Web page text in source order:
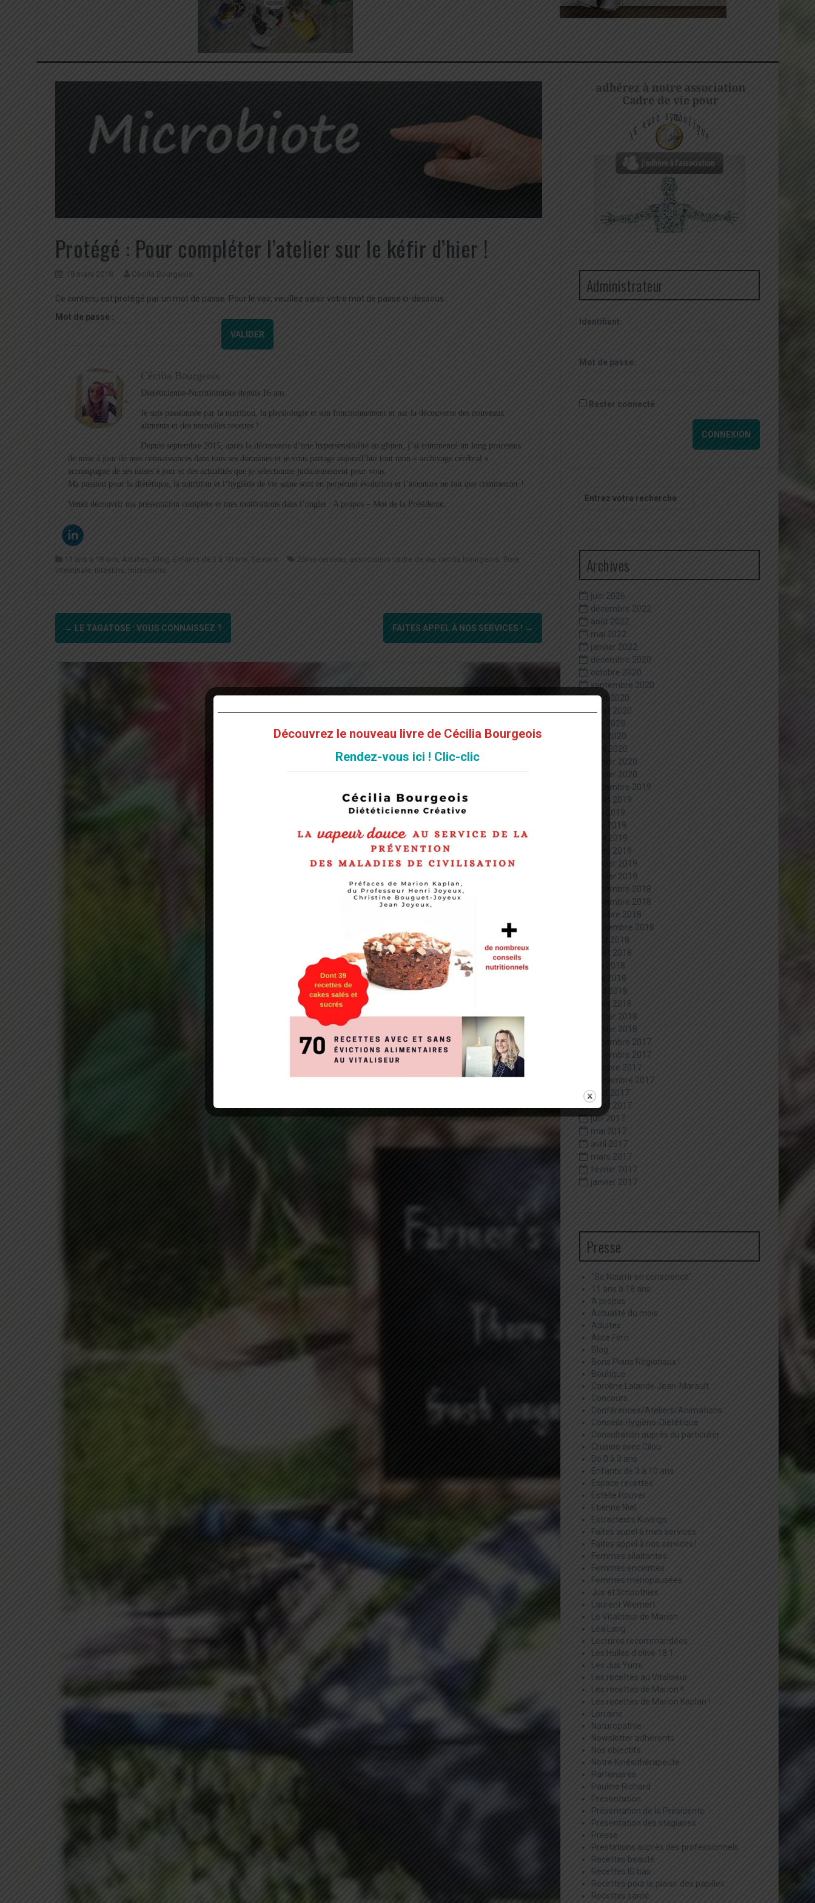
Protégé : Pour compléter l’atelier sur le kéfir d’hier !
18 mars 2018 Cécilia Bourgeois
Ce contenu est protégé par un mot de passe. Pour le voir, veuillez saisir votre mot de passe ci-dessous :
Mot de passe :
Cécilia Bourgeois
Diététicienne-Nutritionniste depuis 16 ans.
Je suis passionnée par la nutrition, la physiologie et son fonctionnement et par la découverte des nouveaux
aliments et des nouvelles recettes !
Depuis septembre 2015, après la découverte d’une hypersensibilité au gluten, j’ai commencé un long processus
de mise à jour de mes connaissances dans tous ses domaines et je vous partage aujourd’hui tout mon « archivage cérébral »
accompagné de ses mises à jour et des actualités que je sélectionne judicieusement pour vous.
Ma passion pour la diététique, la nutrition et l’hygiène de vie saine sont en perpétuel évolution et l’aventure ne fait que commencer !
Venez découvrir ma présentation complète et mes motivations dans l’onglet : A propos – Mot de la Présidente.
11 ans à 18 ans Adultes Blog , Enfants de 3 à 10 ans, Seniors 2ème cerveau , association cadre de vie, cecilia bourgeois, flore
intestinale, intestins, microbiote
Navigation
d'article
← LE TAGATOSE : VOUS CONNAISSEZ ? FAITES APPEL À NOS SERVICES ! →
Administrateur
Identifiant:
Mot de passe:
Rester connecté
CONNEXION
pour
Archives
juin 2026
décembre 2022
août 2022
mai 2022
janvier 2022
décembre 2020
octobre 2020
septembre 2020
août 2020
juillet 2020
juin 2020
mai 2020
avril 2020
février 2020
janvier 2020
décembre 2019
juillet 2019
juin 2019
mai 2019
avril 2019
mars 2019
février 2019
janvier 2019
décembre 2018
novembre 2018
octobre 2018
septembre 2018
août 2018
juillet 2018
juin 2018
mai 2018
avril 2018
mars 2018
février 2018
janvier 2018
décembre 2017
novembre 2017
octobre 2017
septembre 2017
août 2017
juillet 2017
juin 2017
mai 2017
avril 2017
mars 2017
février 2017
janvier 2017
Presse
"Se Nourrir en conscience"
11 ans à 18 ans
A propos
Actualité du mois
Adultes
Alice Ferri
Blog
Bons Plans Régionaux !
Boutique
Caroline Lalande Jean-Marault
Concours
Conférences/Ateliers/Animations
Conseils Hygièno-Diététique
Consultation auprès du particulier
Crusine avec Cilou
De 0 à 3 ans
Enfants de 3 à 10 ans
Espace recettes
Estelle Houver
Etienne Niel
Extracteurs Kuvings
Faites appel à mes services
Faites appel à nos services !
Femmes allaitantes
Femmes enceintes
Femmes ménopausées
Jus et Smoothies
Laurent Wiemert
Le Vitaliseur de Marion
Léa Lang
Lectures recommandées
Les Huiles d'olive 18:1
Les Jus Yumi
Les recettes au Vitaliseur
Les recettes de Marion !!
Les recettes de Marion Kaplan !
Lorraine
Naturopathie
Newsletter adhérents
Nos objectifs
Notre Kinésithérapeute
Partenaires
Pauline Richard
Présentation
Présentation de la Présidente
Présentation des stagiaires
Presse
Prestations auprès des professionnels
Recettes beauté
Recettes IG bas
Recettes pour le plaisir des papilles
Recettes santé
Découvrez le nouveau livre de Cécilia Bourgeois
Rendez-vous ici ! Clic-clic